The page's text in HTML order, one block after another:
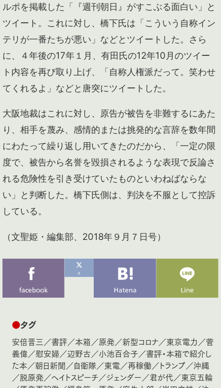
ルポを掲載した「『週刊朝日』がすこぶる面白い」と
ツイート。これに対し、橋下氏は「こういう自称イン
テリが一番たちが悪い」などとツイートした。さら
に、４年後の17年１月、有田氏の12年10月のツイー
ト内容を再び取り上げ、「自称人権派だって。笑わせ
てくれるよ」などと唐突にツイートした。
大阪地裁はこれに対し、原告が被告を非難するにあた
り、相手を蔑み、感情的または挑発的な言辞を数年間
にわたって繰り返し用いてきたのだから、「一定の限
度で、被告から名誉を毀損されるような表現で反論さ
れる危険性を引き受けていたものといわねばならな
い」と判断した。橋下氏側は、判決を不服として控訴
している。
（文聖姫・編集部、2018年９月７日号）
●タグ
安倍晋三／書評／本箱／原発／新型コロナ／東京電力／菅
義偉／慰安婦／辺野古／小池百合子／書評・本箱で紹介し
た本／朝日新聞／自衛隊／東電／再稼働／トランプ／沖縄
／脱原発／ヘイトスピーチ／ジェンダー／君が代／東京五輪